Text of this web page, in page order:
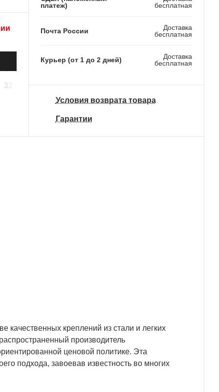
32 990 ₽
платеж)
бесплатная
Почта России
Доставка
бесплатная
Курьер (от 1 до 2 дней)
Доставка
бесплатная
Условия возврата товара
Гарантии
качественных креплений из стали и легких
производитель
ценовой политике. Эта
подхода, завоевав известность во многих